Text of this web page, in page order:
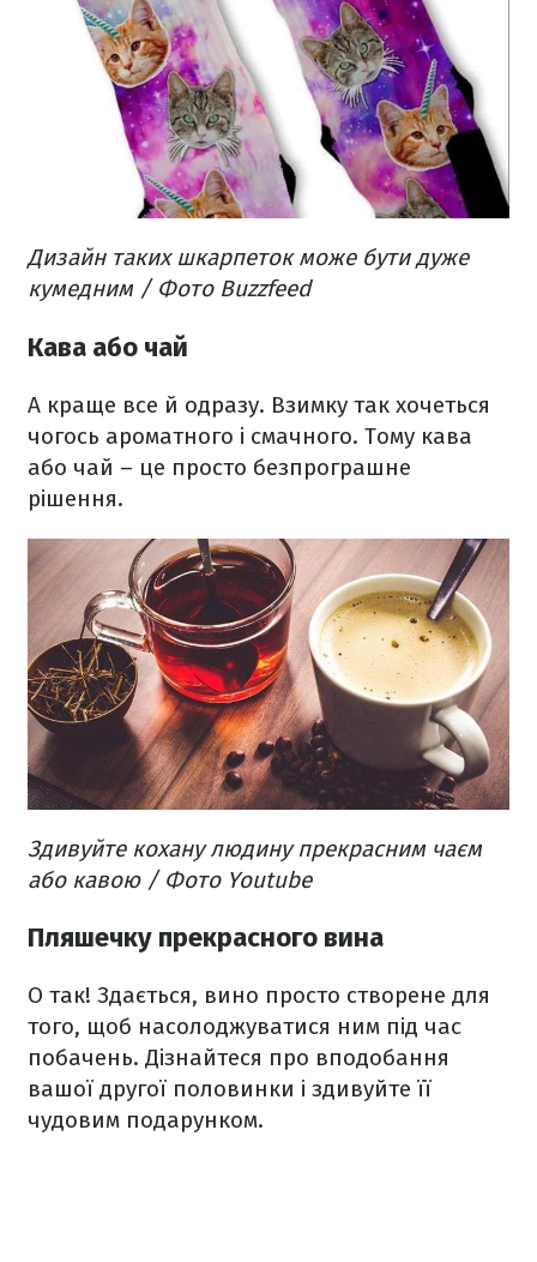
Дизайн таких шкарпеток може бути дуже
кумедним / Фото Buzzfeed
Кава або чай
А краще все й одразу. Взимку так хочеться
чогось ароматного і смачного. Тому кава
або чай – це просто безпрограшне
рішення.
Здивуйте кохану людину прекрасним чаєм
або кавою / Фото Youtube
Пляшечку прекрасного вина
О так! Здається, вино просто створене для
того, щоб насолоджуватися ним під час
побачень. Дізнайтеся про вподобання
вашої другої половинки і здивуйте її
чудовим подарунком.